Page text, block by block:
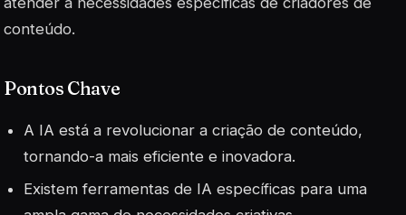
conteúdo.
Pontos Chave
A IA está a revolucionar a criação de conteúdo,
tornando-a mais eficiente e inovadora.
Existem ferramentas de IA específicas para uma